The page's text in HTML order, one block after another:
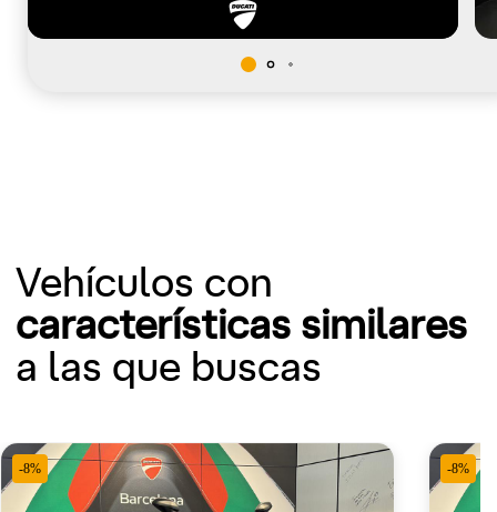
Vehículos con
características similares
a las que buscas
-8% -8%